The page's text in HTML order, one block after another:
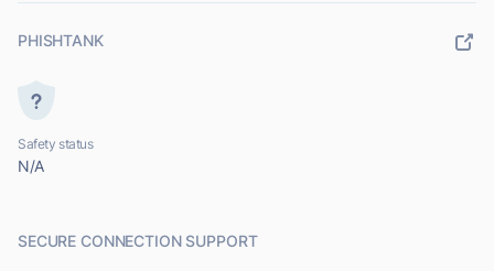
PHISHTANK
Safety status
N/A
SECURE CONNECTION SUPPORT